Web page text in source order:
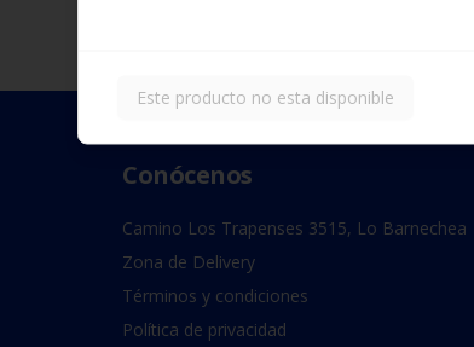
Conócenos
Camino Los Trapenses 3515, Lo Barnechea
Zona de Delivery
Términos y condiciones
Política de privacidad
Este producto no esta disponible